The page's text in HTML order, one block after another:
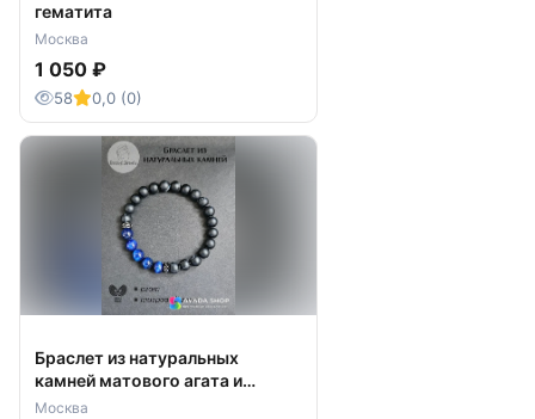
гематита
Москва
1 050 ₽
58 0,0 (0)
Браслет из натуральных
камней матового агата и
тигрового глаза, ручная работа
Москва